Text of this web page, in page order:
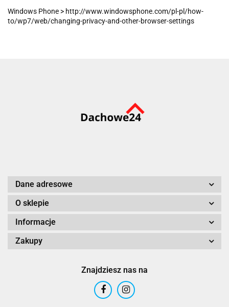
Windows Phone > http://www.windowsphone.com/pl-pl/how-
to/wp7/web/changing-privacy-and-other-browser-settings
Dane adresowe
O sklepie
Informacje
Zakupy
Znajdziesz nas na